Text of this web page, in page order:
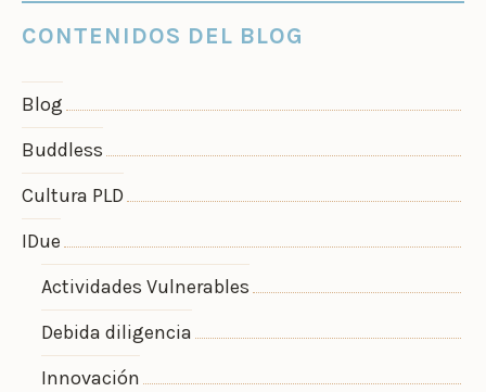
CONTENIDOS DEL BLOG
Blog
Buddless
Cultura PLD
IDue
Actividades Vulnerables
Debida diligencia
Innovación